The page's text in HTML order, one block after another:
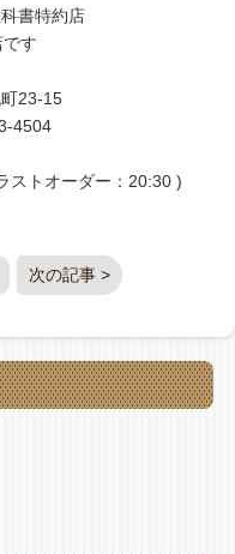
書特約店
す
23-15
4504
オーダー：20:30 )
次の記事 >